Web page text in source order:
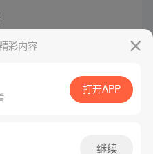
彩内容
打开APP
继续
B2-20090059-5